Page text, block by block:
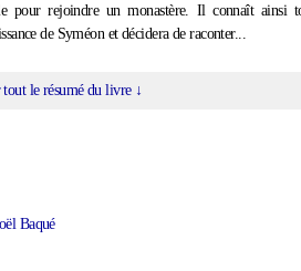
pour rejoindre un monastère. Il connaît ainsi
de Syméon et décidera de raconter...
le résumé du livre ↓
Baqué